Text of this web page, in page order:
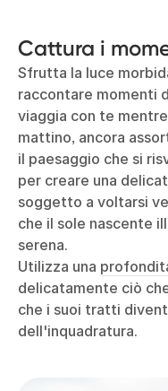
Cattura i
Sfrutta la luce
raccontare momenti
viaggia con te
mattino, ancora
il paesaggio che si
per creare una
soggetto a voltarsi
che il sole nascente
serena.
Utilizza una
delicatamente ciò
che i suoi tratti
dell'inquadratura.